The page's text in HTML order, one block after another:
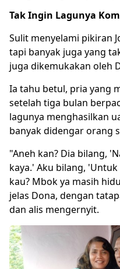
Tak Ingin Lagunya
Sulit menyelami pikiran
tapi banyak juga yang
juga dikemukakan oleh
Ia tahu betul, pria yang
setelah tiga bulan
lagunya menghasilkan
banyak didengar orang
"Aneh kan? Dia bilang,
kaya.' Aku bilang,
kau? Mbok ya masih
jelas Dona, dengan
dan alis mengernyit.